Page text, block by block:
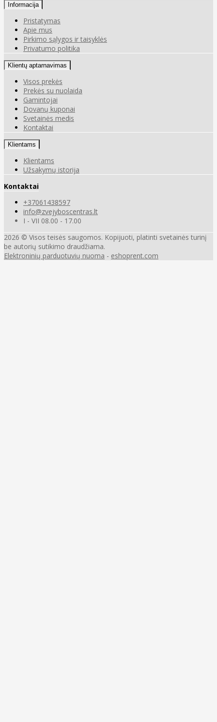
Informacija
Pristatymas
Apie mus
Pirkimo sąlygos ir taisyklės
Privatumo politika
Klientų aptarnavimas
Visos prekės
Prekės su nuolaida
Gamintojai
Dovanų kuponai
Svetainės medis
Kontaktai
Klientams
Klientams
Užsakymų istorija
Kontaktai
+37061438597
info@zvejyboscentras.lt
I - VII 08.00 - 17.00
2026 © Visos teisės saugomos. Kopijuoti, platinti svetainės turinį
be autorių sutikimo draudžiama.
Elektroninių parduotuvių nuoma - eshoprent.com